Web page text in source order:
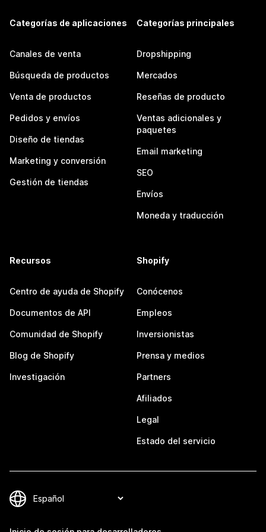
Categorías de aplicaciones
Canales de venta
Búsqueda de productos
Venta de productos
Pedidos y envíos
Diseño de tiendas
Marketing y conversión
Gestión de tiendas
Categorías principales
Dropshipping
Mercados
Reseñas de producto
Ventas adicionales y
paquetes
Email marketing
SEO
Envíos
Moneda y traducción
Recursos
Centro de ayuda de Shopify
Documentos de API
Comunidad de Shopify
Blog de Shopify
Investigación
Shopify
Conócenos
Empleos
Inversionistas
Prensa y medios
Partners
Afiliados
Legal
Estado del servicio